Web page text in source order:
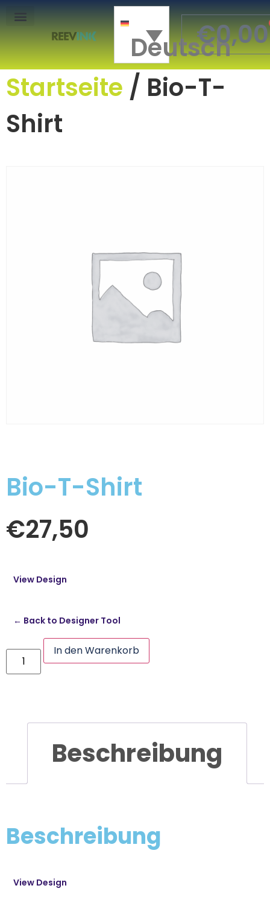
Deutsch
€0,00
Startseite / Bio-T-
Shirt
Bio-T-Shirt
€27,50
View Design
← Back to Designer Tool
In den Warenkorb
Beschreibung
Beschreibung
View Design